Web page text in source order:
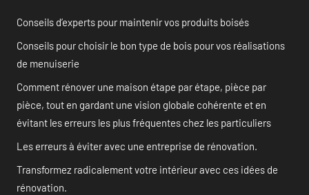
Conseils d’experts pour maintenir vos produits boisés
Conseils pour choisir le bon type de bois pour vos réalisations
de menuiserie
Comment rénover une maison étape par étape, pièce par
pièce, tout en gardant une vision globale cohérente et en
évitant les erreurs les plus fréquentes chez les particuliers
Les erreurs à éviter avec une entreprise de rénovation.
Transformez radicalement votre intérieur avec ces idées de
rénovation.